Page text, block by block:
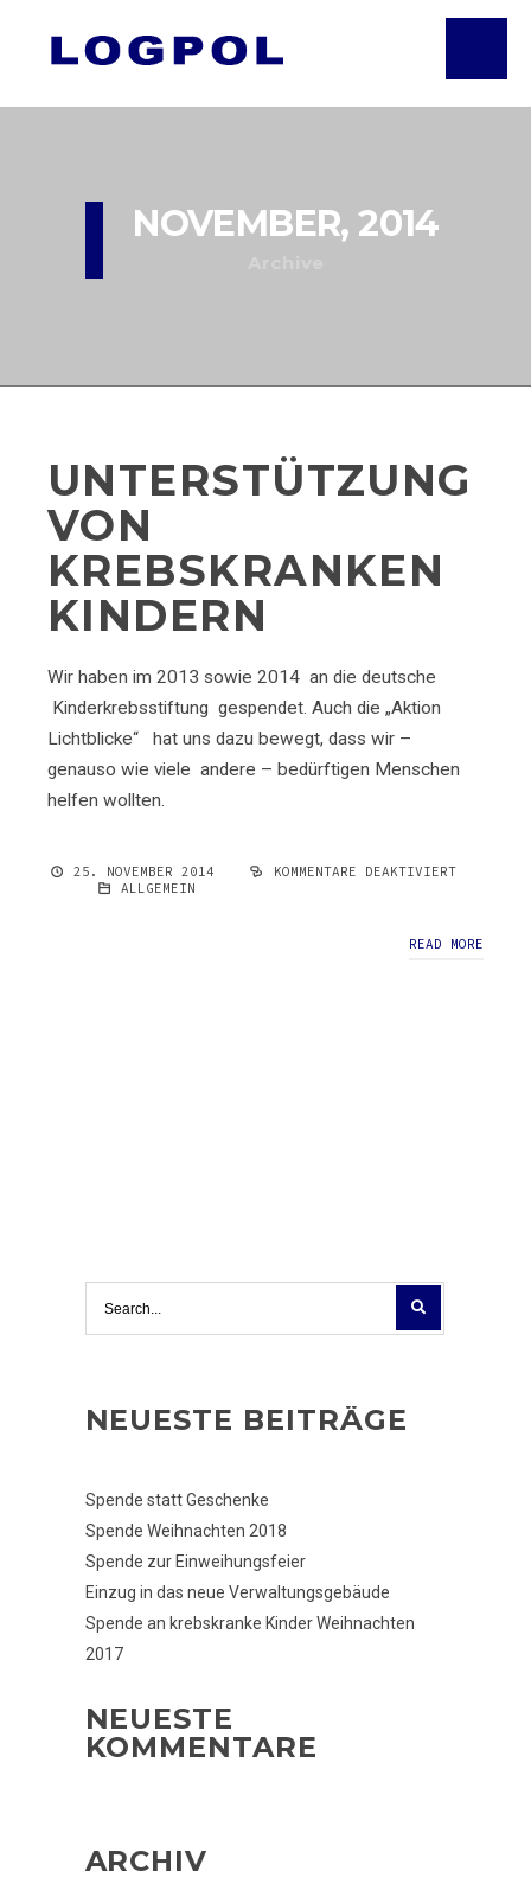
NOVEMBER, 2014
UNTERSTÜTZUNG
VON
KREBSKRANKEN
KINDERN
Wir haben im 2013 sowie 2014 an die deutsche
Kinderkrebsstiftung gespendet. Auch die „Aktion
Lichtblicke“ hat uns dazu bewegt, dass wir –
genauso wie viele andere – bedürftigen Menschen
helfen wollten.
25. NOVEMBER 2014
KOMMENTARE DEAKTIVIERT
ALLGEMEIN
READ MORE
NEUESTE BEITRÄGE
Spende statt Geschenke
Spende Weihnachten 2018
Spende zur Einweihungsfeier
Einzug in das neue Verwaltungsgebäude
Spende an krebskranke Kinder Weihnachten
2017
NEUESTE
KOMMENTARE
ARCHIV